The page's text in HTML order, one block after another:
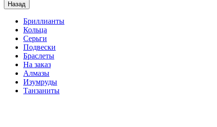
Назад
Бриллианты
Кольца
Серьги
Подвески
Браслеты
На заказ
Алмазы
Изумруды
Танзаниты